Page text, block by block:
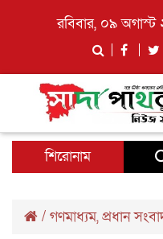
রবিবার, ০৯
শিরোনাম
/ গণমাধ্যম,প্রধান